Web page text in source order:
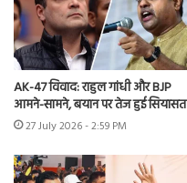
AK-47 विवाद: राहुल गांधी और BJP
आमने-सामने, बयान पर तेज हुई सियासत
27 July 2026 - 2:59 PM